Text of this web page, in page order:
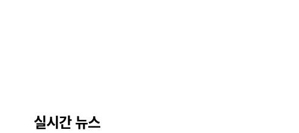
실시간 뉴스
3시간전 서부발전, 노사합동 '쿨한 안전 캠페인' 전개